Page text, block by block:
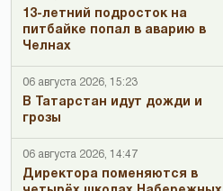
13-летний подросток на
питбайке попал в аварию в
Челнах
06 августа 2026, 15:23
В Татарстан идут дожди и
грозы
06 августа 2026, 14:47
Директора поменяются в